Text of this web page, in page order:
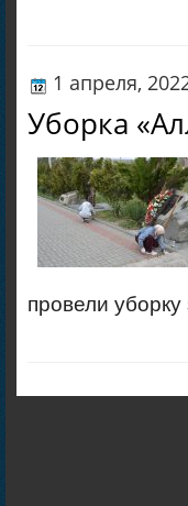
1 апреля,
Уборка
провели